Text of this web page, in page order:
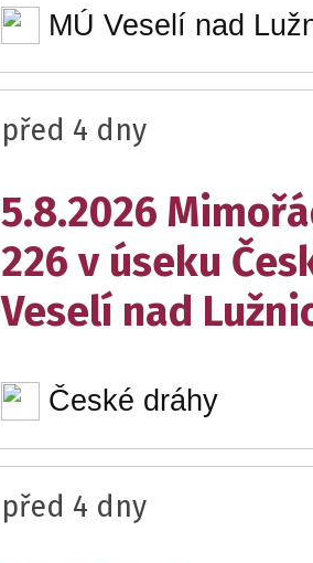
MÚ Veselí nad
před 4 dny
5.8.2026
226 v úseku
Veselí nad
České dráhy
před 4 dny